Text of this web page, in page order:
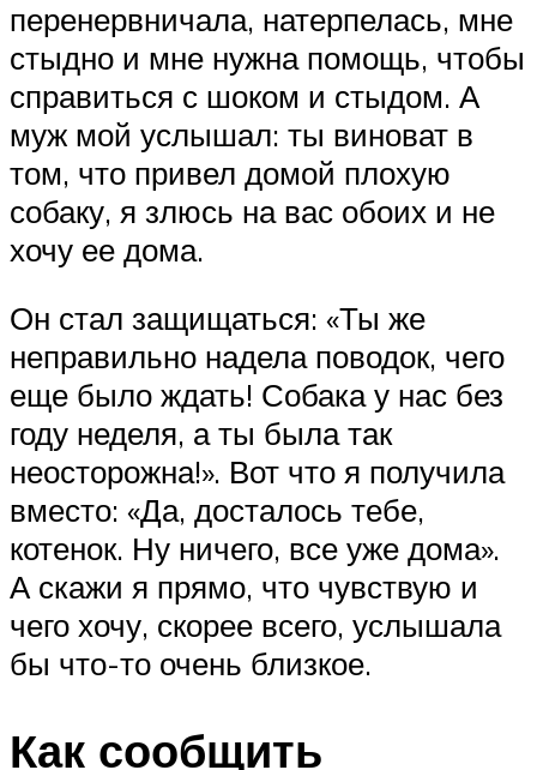
перенервничала, натерпелась, мне
стыдно и мне нужна помощь, чтобы
справиться с шоком и стыдом. А
муж мой услышал: ты виноват в
том, что привел домой плохую
собаку, я злюсь на вас обоих и не
хочу ее дома.
Он стал защищаться: «Ты же
неправильно надела поводок, чего
еще было ждать! Собака у нас без
году неделя, а ты была так
неосторожна!». Вот что я получила
вместо: «Да, досталось тебе,
котенок. Ну ничего, все уже дома».
А скажи я прямо, что чувствую и
чего хочу, скорее всего, услышала
бы что-то очень близкое.
Как сообщить